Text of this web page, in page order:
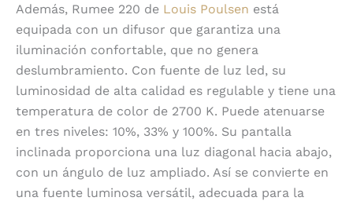
Además, Rumee 220 de Louis Poulsen está
equipada con un difusor que garantiza una
iluminación confortable, que no genera
deslumbramiento. Con fuente de luz led, su
luminosidad de alta calidad es regulable y tiene una
temperatura de color de 2700 K. Puede atenuarse
en tres niveles: 10%, 33% y 100%. Su pantalla
inclinada proporciona una luz diagonal hacia abajo,
con un ángulo de luz ampliado. Así se convierte en
una fuente luminosa versátil, adecuada para la